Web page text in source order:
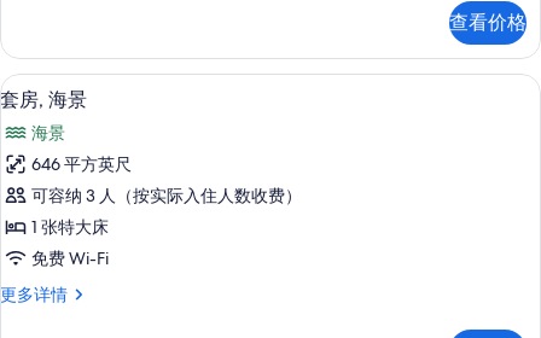
多
信
息
查看价格
显
套
房,
海
景
所
迷你吧、客房内保险箱、办公桌、遮光
6
套房, 海景
海景
646 平方英尺
可容纳 3 人（按实际入住人数收费）
1 张特大床
免费 Wi-Fi
更多详情
套